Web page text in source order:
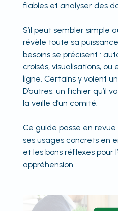
fiables et analyser des
S’il peut sembler simple
révèle toute sa
besoins se précisent :
croisés, visualisations,
ligne. Certains y voient
D’autres, un fichier qu’il
la veille d’un comité.
Ce guide passe en
ses usages concrets en
et les bons réflexes pour
appréhension.